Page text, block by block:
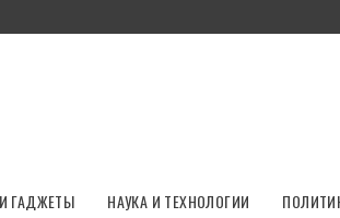
ГАДЖЕТЫ НАУКА И ТЕХНОЛОГИИ